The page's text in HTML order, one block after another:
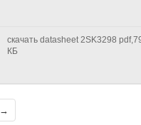
скачать datasheet 2SK3298 pdf,79
КБ
→